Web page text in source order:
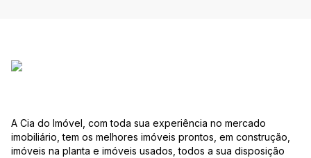
A Cia do Imóvel, com toda sua experiência no mercado
imobiliário, tem os melhores imóveis prontos, em construção,
imóveis na planta e imóveis usados, todos a sua disposição